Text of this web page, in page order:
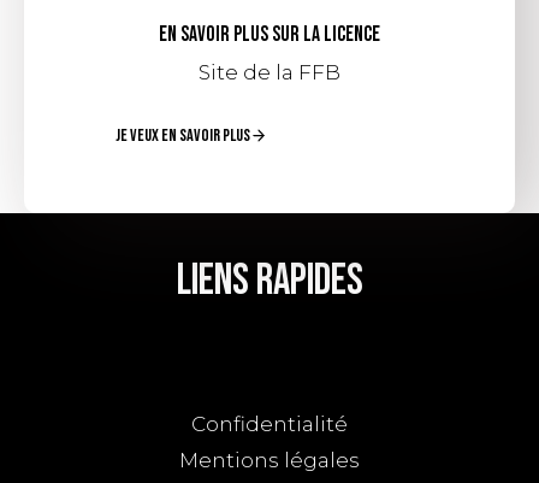
EN SAVOIR PLUS SUR LA LICENCE
Site de la FFB
JE VEUX EN SAVOIR PLUS
Liens Rapides
Confidentialité
Mentions légales